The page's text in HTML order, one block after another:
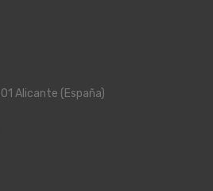
Alicante (España)